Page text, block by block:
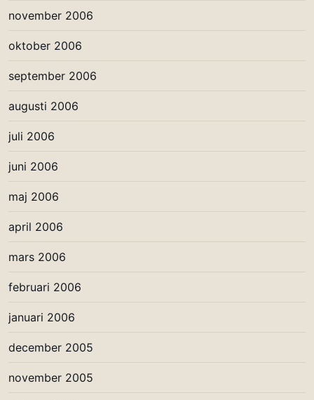
november 2006
oktober 2006
september 2006
augusti 2006
juli 2006
juni 2006
maj 2006
april 2006
mars 2006
februari 2006
januari 2006
december 2005
november 2005